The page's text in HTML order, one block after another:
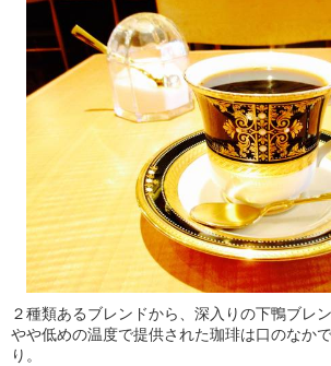
２種類あるブレンドから、深入りの下鴨ブレ
やや低めの温度で提供された珈琲は口のなか
り。